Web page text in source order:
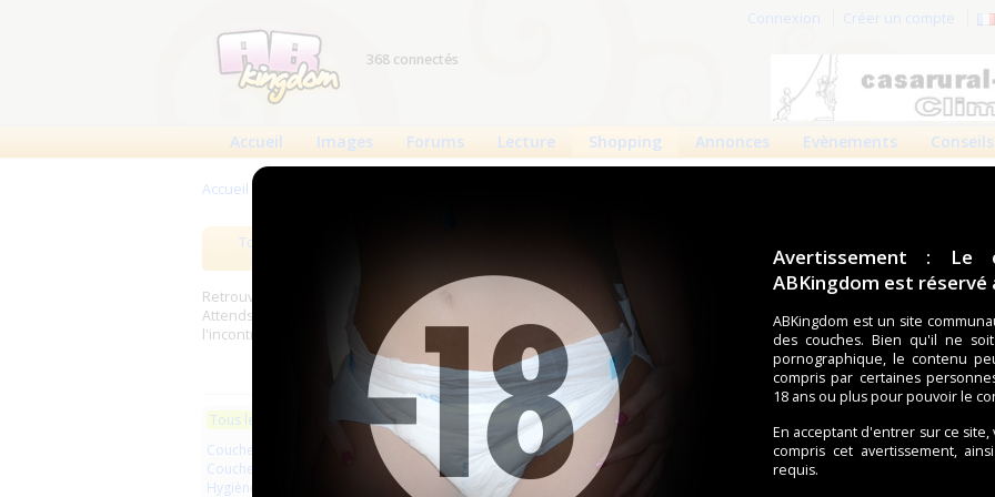
Avertissement : Le
ABKingdom est réservé
ABKingdom est un site
des couches. Bien qu'il ne
pornographique, le contenu
compris par certaines
18 ans ou plus pour pouvoir le
En acceptant d'entrer sur ce
compris cet avertissement,
requis.
Connexion Créer un compte
368 connectés
Accueil Images Forums Lecture Shopping Annonces Evènements Conseils
Accueil
Tous les produits
Retrouverez sur cette page les meilleures couches (Tena, Abena, Molicare, Comficare, Confiance, Depend,
Attends, Bambino...) et les meilleurs produits aussi bien pour les fétichistes des couches que pour
l'incontinence.
Tous les produits
Couches à usage unique
Couches lavables
Hygiène usage unique
Les plus récents Trier par nom
Littleforbig Baby
Cu...
Babydoll Overalls
littleforbig